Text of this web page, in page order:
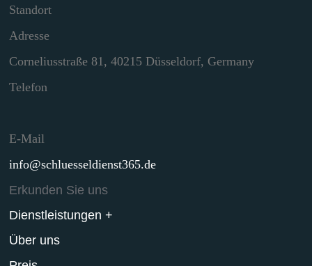
Standort
Adresse
Corneliusstraße 81, 40215 Düsseldorf, Germany
Telefon
E-Mail
info@schluesseldienst365.de
Erkunden Sie uns
Dienstleistungen +
Über uns